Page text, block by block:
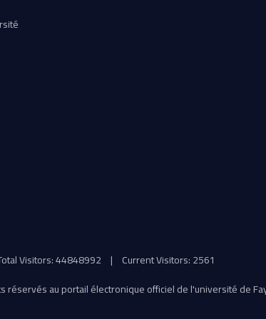
Visitors: 44848992 | Current Visitors: 2561
réservés au portail électronique officiel de l'université de